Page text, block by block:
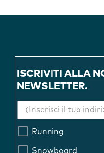
ISCRIVITI ALLA
NEWSLETTER.
Running
Snowboard